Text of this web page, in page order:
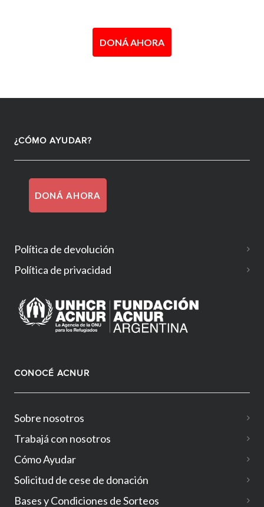
DONÁ AHORA
¿CÓMO AYUDAR?
DONÁ AHORA
Política de devolución
Política de privacidad
CONOCÉ ACNUR
Sobre nosotros
Trabajá con nosotros
Cómo Ayudar
Solicitud de cese de donación
Bases y Condiciones de Sorteos